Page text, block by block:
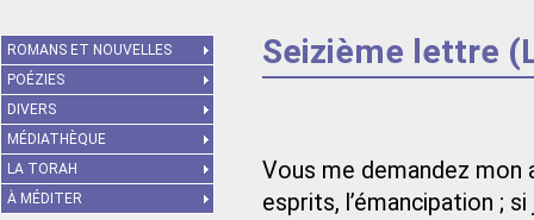
Seizième lettre
Vous me demandez mon
esprits, l’émancipation ;
ROMANS ET NOUVELLES
POÉZIES
DIVERS
MÉDIATHÈQUE
LA TORAH
À MÉDITER